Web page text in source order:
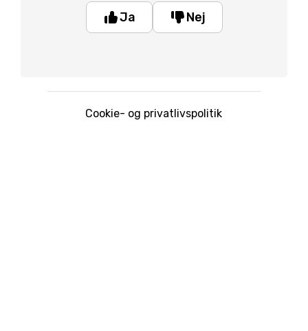
Ja Nej
Cookie- og privatlivspolitik